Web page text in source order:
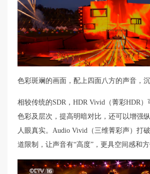
色彩斑斓的画面，配上四面八方的声音，沉
相较传统的SDR，HDR Vivid（菁彩HDR
色彩及层次，提高明暗对比，还可以增强
人眼真实。Audio Vivid（三维菁彩声）打
道限制，让声音有“高度”，更具空间感和方